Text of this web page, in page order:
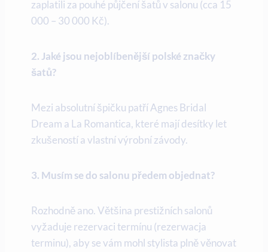
zaplatili za pouhé půjčení šatů v salonu (cca 15
000 – 30 000 Kč).
2. Jaké jsou nejoblíbenější polské značky
šatů?
Mezi absolutní špičku patří Agnes Bridal
Dream a La Romantica, které mají desítky let
zkušeností a vlastní výrobní závody.
3. Musím se do salonu předem objednat?
Rozhodně ano. Většina prestižních salonů
vyžaduje rezervaci termínu (rezerwacja
terminu), aby se vám mohl stylista plně věnovat